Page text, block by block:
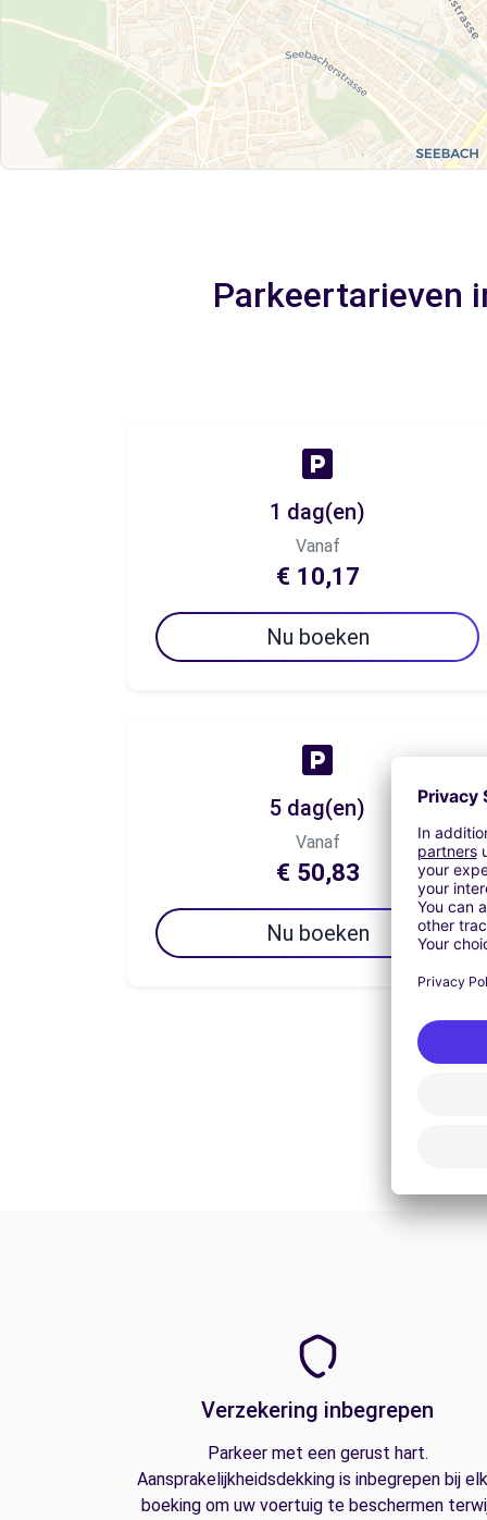
Parkeertarieven
1 dag(en)
Vanaf
€ 10,17
Nu boeken
5 dag(en)
Vanaf
€ 50,83
Nu boeken
Verzekering inbegrepen
Parkeer met een gerust hart.
Aansprakelijkheidsdekking is inbegrepen bij
boeking om uw voertuig te beschermen